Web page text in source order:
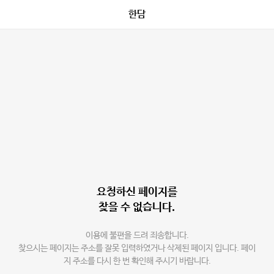
한담
요청하신 페이지를
찾을 수 없습니다.
이용에 불편을 드려 죄송합니다.
찾으시는 페이지는 주소를 잘못 입력하였거나 삭제된 페이지 입니다. 페이
지 주소를 다시 한 번 확인해 주시기 바랍니다.